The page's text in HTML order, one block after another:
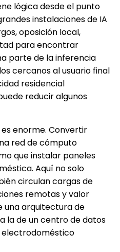
lógica desde el punto
instalaciones de IA
oposición local,
para encontrar
parte de la inferencia
cercanos al usuario final
residencial
reducir algunos
enorme. Convertir
red de cómputo
que instalar paneles
Aquí no solo
circulan cargas de
remotas y valor
una arquitectura de
la de un centro de datos
electrodoméstico